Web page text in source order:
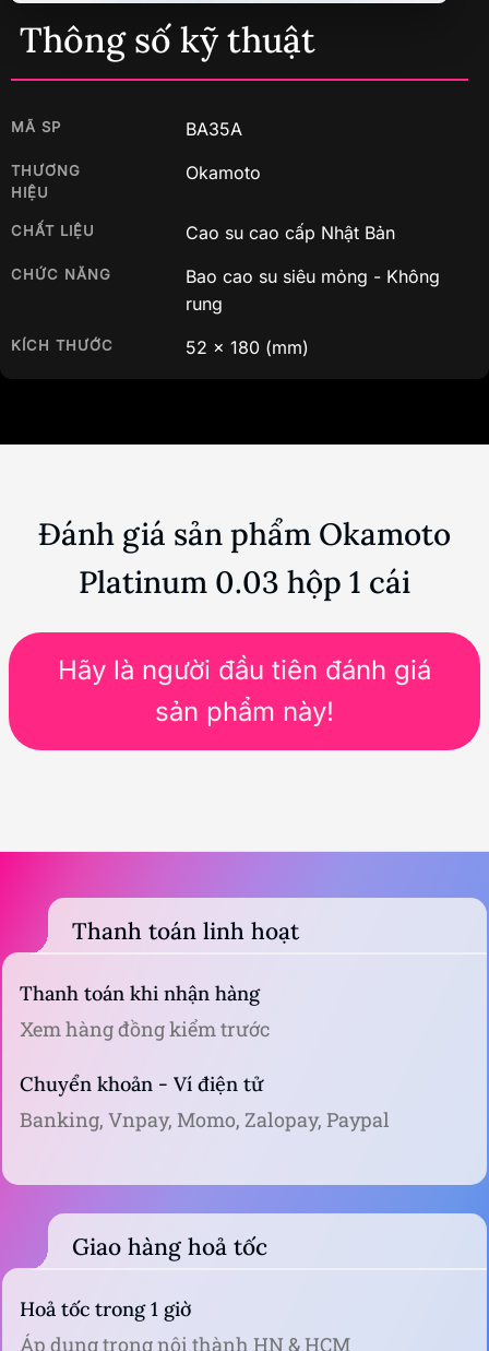
Thông số kỹ thuật
MÃ SP BA35A
THƯƠNG
HIỆU
Okamoto
CHẤT LIỆU Cao su cao cấp Nhật Bản
CHỨC NĂNG
Bao cao su siêu mỏng - Không
rung
KÍCH THƯỚC 52 x 180 (mm)
Đánh giá sản phẩm Okamoto
Platinum 0.03 hộp 1 cái
Hãy là người đầu tiên đánh giá
sản phẩm này!
Thanh toán linh hoạt
Thanh toán khi nhận hàng
Xem hàng đồng kiểm trước
Chuyển khoản - Ví điện tử
Banking, Vnpay, Momo, Zalopay, Paypal
Giao hàng hoả tốc
Hoả tốc trong 1 giờ
Áp dụng trong nội thành HN & HCM